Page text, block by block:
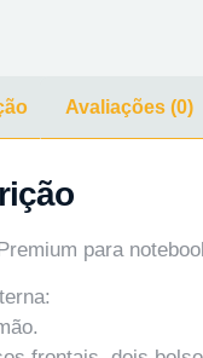
Avaliações (0)
para